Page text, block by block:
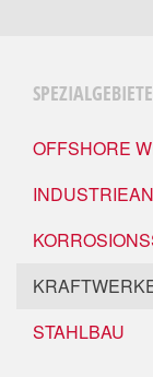
SPEZIALGEBIETE
OFFSHORE
STAHLBAU